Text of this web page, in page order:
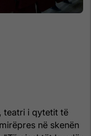
teatri i qytetit të
në skenën